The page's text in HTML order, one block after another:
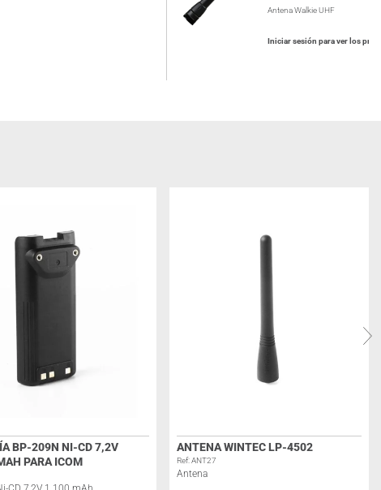
Antena Walkie UHF
Iniciar sesión para ver los
BP-209N NI-CD 7,2V
PARA ICOM
ANTENA WINTEC LP-4502
Ref: ANT27
Antena